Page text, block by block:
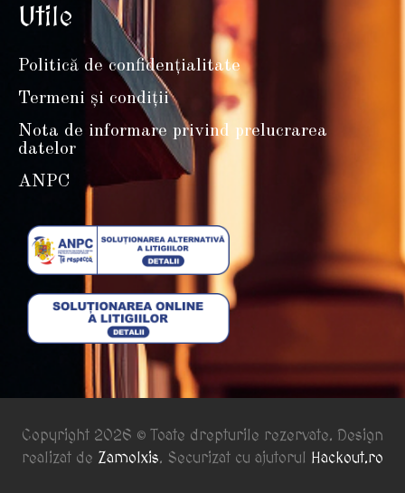
Utile
Politică de confidențialitate
Termeni și condiții
Nota de informare privind prelucrarea
datelor
ANPC
Copyright 2026 © Toate drepturile rezervate. Design
realizat de Zamolxis. Securizat cu ajutorul Hackout.ro